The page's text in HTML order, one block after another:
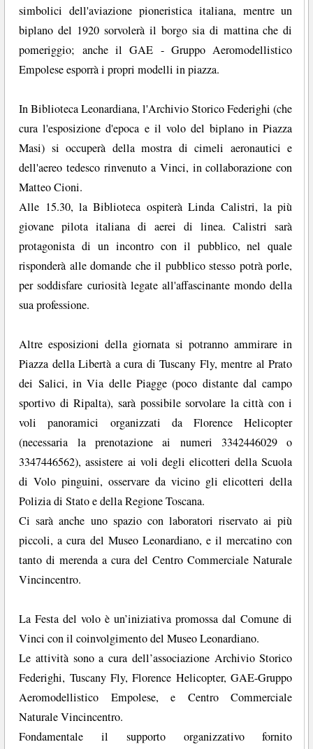
simbolici dell'aviazione pioneristica italiana, mentre un
biplano del 1920 sorvolerà il borgo sia di mattina che di
pomeriggio; anche il GAE - Gruppo Aeromodellistico
Empolese esporrà i propri modelli in piazza.
In Biblioteca Leonardiana, l'Archivio Storico Federighi (che
cura l'esposizione d'epoca e il volo del biplano in Piazza
Masi) si occuperà della mostra di cimeli aeronautici e
dell'aereo tedesco rinvenuto a Vinci, in collaborazione con
Matteo Cioni.
Alle 15.30, la Biblioteca ospiterà Linda Calistri, la più
giovane pilota italiana di aerei di linea. Calistri sarà
protagonista di un incontro con il pubblico, nel quale
risponderà alle domande che il pubblico stesso potrà porle,
per soddisfare curiosità legate all'affascinante mondo della
sua professione.
Altre esposizioni della giornata si potranno ammirare in
Piazza della Libertà a cura di Tuscany Fly, mentre al Prato
dei Salici, in Via delle Piagge (poco distante dal campo
sportivo di Ripalta), sarà possibile sorvolare la città con i
voli panoramici organizzati da Florence Helicopter
(necessaria la prenotazione ai numeri 3342446029 o
3347446562), assistere ai voli degli elicotteri della Scuola
di Volo pinguini, osservare da vicino gli elicotteri della
Polizia di Stato e della Regione Toscana.
Ci sarà anche uno spazio con laboratori riservato ai più
piccoli, a cura del Museo Leonardiano, e il mercatino con
tanto di merenda a cura del Centro Commerciale Naturale
Vincincentro.
La Festa del volo è un’iniziativa promossa dal Comune di
Vinci con il coinvolgimento del Museo Leonardiano.
Le attività sono a cura dell’associazione Archivio Storico
Federighi, Tuscany Fly, Florence Helicopter, GAE-Gruppo
Aeromodellistico Empolese, e Centro Commerciale
Naturale Vincincentro.
Fondamentale il supporto organizzativo fornito